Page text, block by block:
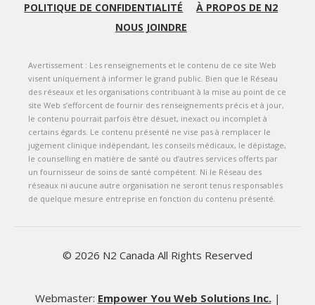
POUR DÉMARRER
FAQ
POLITIQUE DE CONFIDENTIALITÉ
À PROPOS DE N2
NOUS JOINDRE
Avertissement : Les renseignements et le contenu de ce site Web
visent uniquement à informer le grand public. Bien que le Réseau
des réseaux et les organisations contribuant à la mise au point de ce
site Web s’efforcent de fournir des renseignements précis et à jour,
le contenu pourrait parfois être désuet, inexact ou incomplet à
certains égards. Le contenu présenté ne vise pas à remplacer le
jugement clinique indépendant, les conseils médicaux, le dépistage,
le counselling en matière de santé ou d’autres services offerts par
un fournisseur de soins de santé compétent. Ni le Réseau des
réseaux ni aucune autre organisation ne seront tenus responsables
de quelque mesure entreprise en fonction du contenu présenté.
© 2026 N2 Canada All Rights Reserved
Webmaster: Empower You Web Solutions Inc.|